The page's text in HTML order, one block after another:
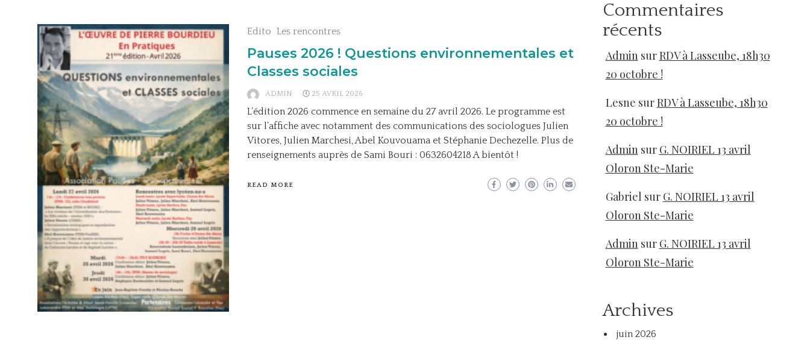
Edito Les rencontres
Pauses 2026 ! Questions environnementales et
Classes sociales
ADMIN 25 AVRIL 2026
L’édition 2026 commence en semaine du 27 avril 2026. Le programme est
sur l’affiche avec notamment des communications des sociologues Julien
Vitores, Julien Marchesi, Abel Kouvouama et Stéphanie Dechezelle. Plus de
renseignements auprès de Sami Bouri : 0632604218 A bientôt !
READ MORE
Commentaires
récents
AdminsurRDV à Lasseube, 18h30
20 octobre !
Lesne surRDV à Lasseube, 18h30
20 octobre !
Adminsur G. NOIRIEL 13 avril
Oloron Ste-Marie
Gabriel sur G. NOIRIEL 13 avril
Oloron Ste-Marie
Adminsur G. NOIRIEL 13 avril
Oloron Ste-Marie
Archives
juin 2026